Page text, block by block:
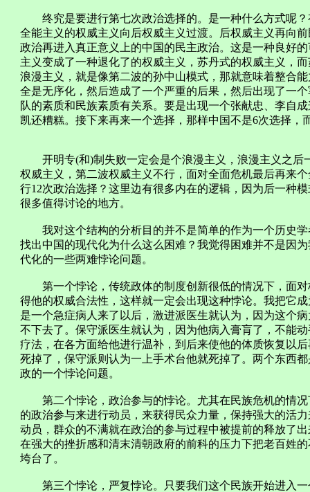
终究是要进行第七次政治选择的。是一种什么方式呢？
全能主义的权威主义向后权威主义过渡。后权威主义再向
政治再进入真正意义上的中国的民主政治。这是一种良好
主义变成了一种退化了的权威主义，苏丹式的权威主义，
浪漫主义，就是像第二波的孙中山模式，那就意味着整合
全是无序化，然后造成了一个严重的后果，然后出现了一
队的素质和民族素质有关系。要是出现一个张献忠、李自
凯还糟糕。接下来再来一个选择，那样中国不是6次选择，
开明专(和)制失败一定会是个浪漫主义，浪漫主义之后
权威主义，第二波权威主义不行，面对全面危机最后再来
行12次政治选择？这里边有很多内在的逻辑，因为后一种
很多值得讨论的地方。
我对这个结构的分析目的并不是简单的作为一个历史学
找出中国的现代化为什么这么困难？我觉得困难并不是因
代化的一些两难悖论问题。
第一个悖论，传统政体的制度创新很低的情况下，面对
得他的权威合法性，这样就一定会出现这种悖论。我把它
是一个急症病人来了以后，激进派医生就认为，因为这个
不下去了。保守派医生就认为，因为他病入膏肓了，不能
疗法，在各方面给他进行温补，到后来使他的体质恢复以
死掉了，保守派则认为一上手术台他就死掉了。两个东西
政的一个悖论问题。
第二个悖论，政治参与的悖论。尤其在民族危机的情况
的政治参与来进行动员，来获得民众力量，保持强大的活
动员，群众的不满就在政治的参与过程中被提前的释放了
在强大的挫折感和清末清朝政府的前科的压力下把老百姓
垮台了。
第三个悖论，严复悖论。只要我们这个民族开始进入一